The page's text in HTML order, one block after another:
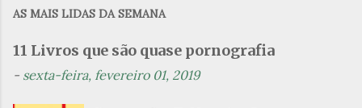
i
s
AS MAIS LIDAS DA SEMANA
11 Livros que são quase pornografia
- sexta-feira, fevereiro 01, 2019